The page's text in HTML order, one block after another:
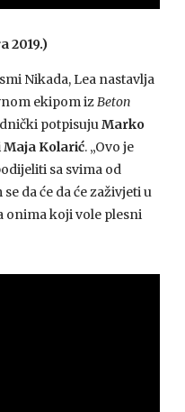
2019.)
Nikada, Lea nastavlja
ekipom izBeton
potpisujuMarko
Maja Kolarić. „Ovo je
sa svima od
da će da će zaživjeti u
onima koji vole plesni